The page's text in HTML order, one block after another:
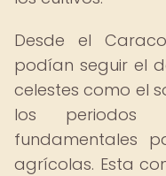
Desde el
podían seguir el
celestes como el
los
fundamentales
agrícolas. Esta